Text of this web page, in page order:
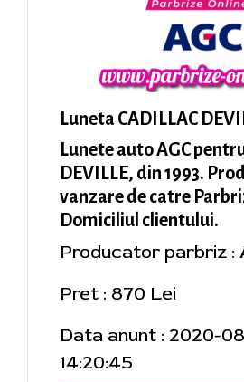
Luneta CADILLAC
Lunete auto AGC
DEVILLE, din 1993.
vanzare de catre
Domiciliul clientului.
Producator parbriz :
Pret : 870 Lei
Data anunt : 2020-
14:20:45